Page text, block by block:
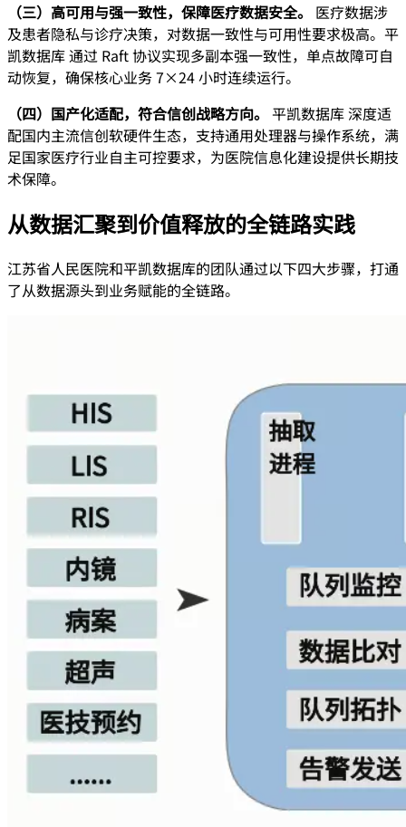
（三）高可用与强一致性，保障医疗数据安全。 医疗数据涉
及患者隐私与诊疗决策，对数据一致性与可用性要求极高。平
凯数据库 通过 Raft 协议实现多副本强一致性，单点故障可自
动恢复，确保核心业务 7×24 小时连续运行。
（四）国产化适配，符合信创战略方向。 平凯数据库 深度适
配国内主流信创软硬件生态，支持通用处理器与操作系统，满
足国家医疗行业自主可控要求，为医院信息化建设提供长期技
术保障。
从数据汇聚到价值释放的全链路实践
江苏省人民医院和平凯数据库的团队通过以下四大步骤，打通
了从数据源头到业务赋能的全链路。